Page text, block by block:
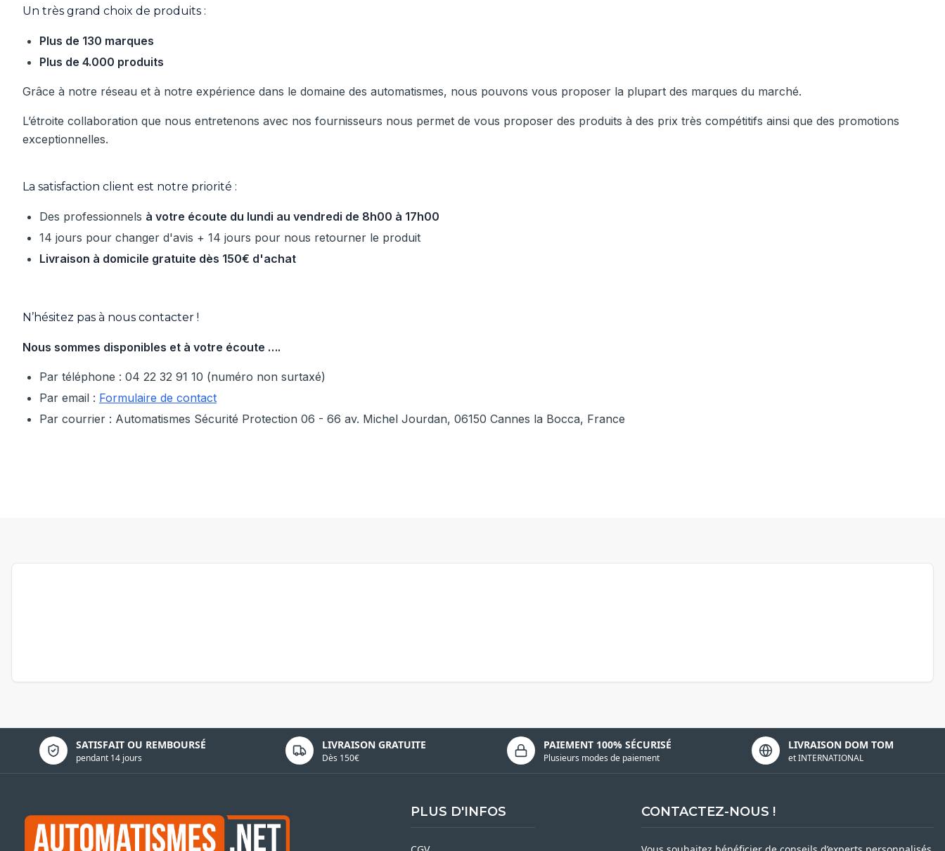
Un très grand choix de produits :
Plus de 130 marques
Plus de 4.000 produits
Grâce à notre réseau et à notre expérience dans le domaine des automatismes, nous pouvons vous proposer la plupart des marques du marché.
L’étroite collaboration que nous entretenons avec nos fournisseurs nous permet de vous proposer des produits à des prix très compétitifs ainsi que des promotions
exceptionnelles.
La satisfaction client est notre priorité :
Des professionnels à votre écoute du lundi au vendredi de 8h00 à 17h00
14 jours pour changer d'avis + 14 jours pour nous retourner le produit
Livraison à domicile gratuite dès 150€ d'achat
N’hésitez pas à nous contacter !
Nous sommes disponibles et à votre écoute ….
Par téléphone : 04 22 32 91 10 (numéro non surtaxé)
Par email : Formulaire de contact
Par courrier : Automatismes Sécurité Protection 06 - 66 av. Michel Jourdan, 06150 Cannes la Bocca, France
SATISFAIT OU REMBOURSÉ
pendant 14 jours
Politique de confidentialité LIVRAISON GRATUITE
Dès 150€
PAIEMENT 100% SÉCURISÉ
Plusieurs modes de paiement
LIVRAISON DOM TOM
et INTERNATIONAL
PLUS D'INFOS CONTACTEZ-NOUS !